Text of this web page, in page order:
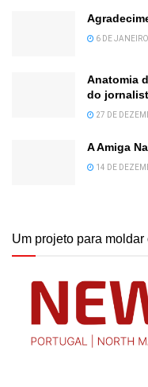
6 DE
Anatomia
do
27 DE
A Amiga
14 DE
Um projeto para